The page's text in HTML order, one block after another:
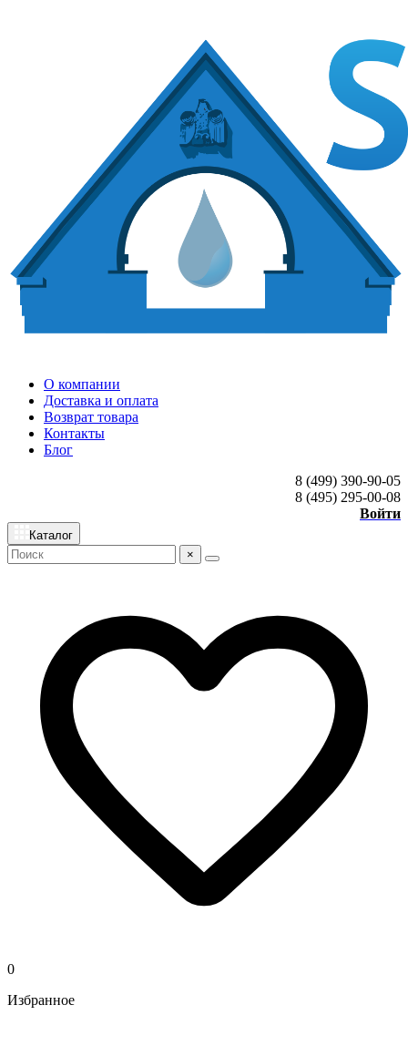
О компании
Доставка и оплата
Возврат товара
Контакты
Блог
8 (499) 390-90-05
8 (495) 295-00-08
Войти
Каталог
×
0
Избранное